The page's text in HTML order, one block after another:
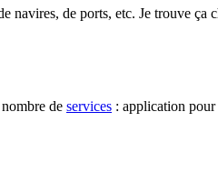
navires, de ports, etc. Je trouve ça
de services : application pour